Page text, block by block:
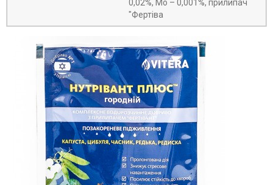
0,02%, Mo – 0,001%, прилипач
"Фертіва